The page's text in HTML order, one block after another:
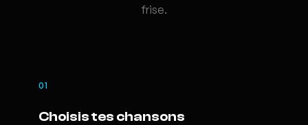
frise.
01
Choisis tes chansons